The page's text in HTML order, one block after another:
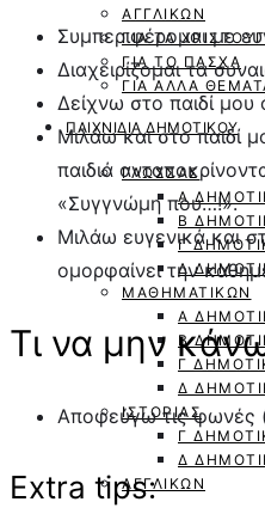
ΑΓΓΛΙΚΏΝ
ΓΙΑ ΤΑ
ΓΙΑ ΤΟ ΠΆΣΧΑ
ΓΙΑ ΆΛΛΑ
ΠΑΙΧΝΊΔΙΑ ΔΗΜΟΤΙΚΟΎ
ΓΛΏΣΣΑΣ
Α
Β
Γ
Δ
ΜΑΘΗΜΑΤΙΚΏΝ
Α
Β
Γ
Δ
ΙΣΤΟΡΊΑΣ
Γ
Δ
ΑΓΓΛΙΚΏΝ
Συμπεριφέρομαι με
Διαχειρίζομαι τα
Δείχνω στο παιδί μου
Μιλάω και στο παιδί
παιδιά
«Συγγνώμη που…!».
Μιλάω ευγενικά και
ομορφαίνει την
Τι να μην
Αποφεύγω τις φωνές
Extra tips: